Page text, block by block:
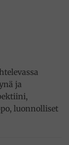
ja
luonnolliset